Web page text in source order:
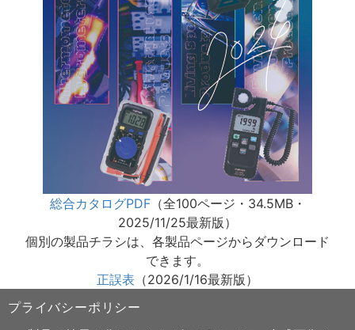
総合カタログPDF（全100ページ・34.5MB・
2025/11/25最新版）
個別の製品チラシは、各製品ページからダウンロード
できます。
正誤表 （2026/1/16最新版）
プライバシーポリシー